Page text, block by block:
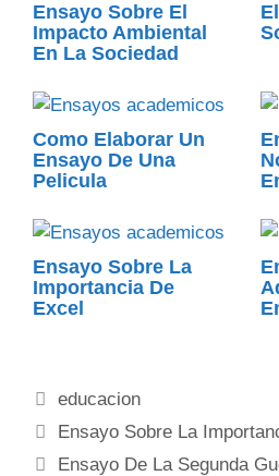
Ensayo Sobre El
Impacto Ambiental
En La Sociedad
Como Elaborar Un
Ensayo De Una
Pelicula
Ensayo Sobre La
Importancia De
Excel
Categorías
educacion
Ensayo Sobre La
Ensayo De La Segunda